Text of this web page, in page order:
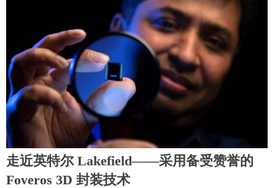
走近英特尔 Lakefield——采用备受赞誉的
Foveros 3D 封装技术